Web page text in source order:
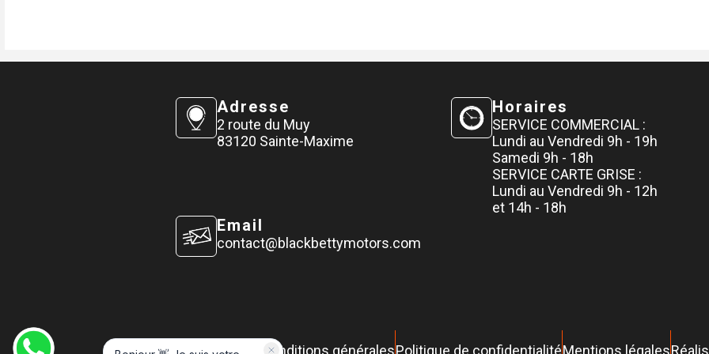
Adresse
2 route du Muy
83120 Sainte-Maxime
Horaires
SERVICE COMMERCIAL :
Lundi au Vendredi 9h - 19h
Samedi 9h - 18h
SERVICE CARTE GRISE :
Lundi au Vendredi 9h - 12h
et 14h - 18h
Email
contact@blackbettymotors.com
Conditions généralesPolitique de confidentialitéMentions légales